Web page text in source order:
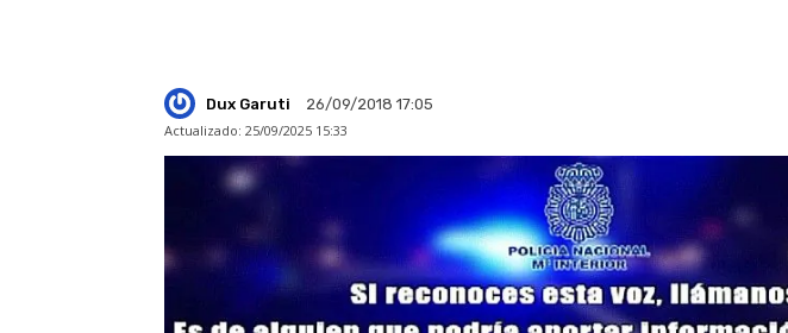
Dux Garuti
26/09/2018 17:05
Actualizado: 25/09/2025 15:33